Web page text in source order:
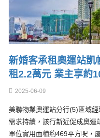
新婚客承租奧運站凱
租2.2萬元 業主享約
2025-06-09
美聯物業奧運站分行(5)區域
需求持續，該行新近促成奧運
單位實用面積約469平方呎，